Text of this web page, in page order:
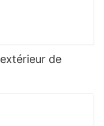
de